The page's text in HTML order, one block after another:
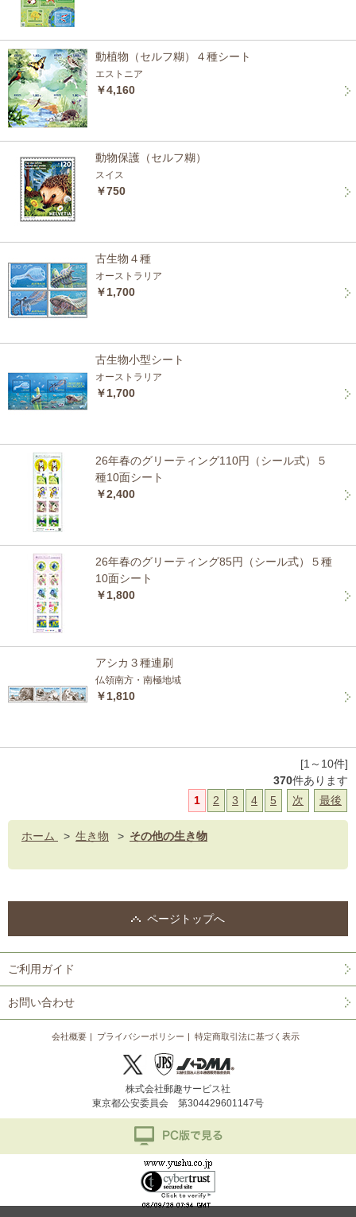
動植物（セルフ糊）４種シート
エストニア
￥4,160
動物保護（セルフ糊）
スイス
￥750
古生物４種
オーストラリア
￥1,700
古生物小型シート
オーストラリア
￥1,700
26年春のグリーティング110円（シール式）５
種10面シート
￥2,400
26年春のグリーティング85円（シール式）５種
10面シート
￥1,800
アシカ３種連刷
仏領南方・南極地域
￥1,810
[1～10件]
370件あります
1
2 3 4 5 次 最後
ホーム > 生き物 > その他の生き物
ページトップへ
ご利用ガイド
お問い合わせ
会社概要 プライバシーポリシー 特定商取引法に基づく表示
株式会社郵趣サービス社
東京都公安委員会 第304429601147号